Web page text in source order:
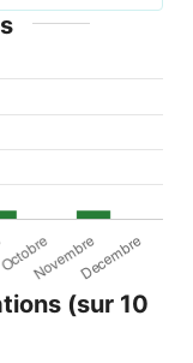
(sur 10